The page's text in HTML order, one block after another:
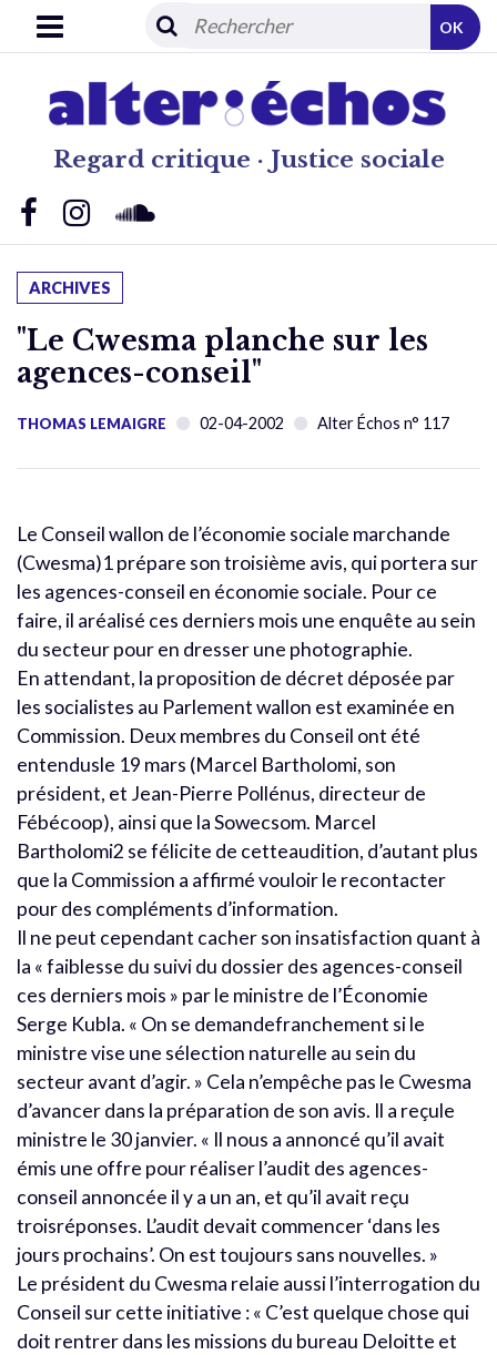
Regard critique · Justice sociale
OK
ARCHIVES
"Le Cwesma planche sur les
agences-conseil"
THOMAS LEMAIGRE 02-04-2002 Alter Échos n° 117
Le Conseil wallon de l’économie sociale marchande
(Cwesma)1 prépare son troisième avis, qui portera sur
les agences-conseil en économie sociale. Pour ce
faire, il aréalisé ces derniers mois une enquête au sein
du secteur pour en dresser une photographie.
En attendant, la proposition de décret déposée par
les socialistes au Parlement wallon est examinée en
Commission. Deux membres du Conseil ont été
entendusle 19 mars (Marcel Bartholomi, son
président, et Jean-Pierre Pollénus, directeur de
Fébécoop), ainsi que la Sowecsom. Marcel
Bartholomi2 se félicite de cetteaudition, d’autant plus
que la Commission a affirmé vouloir le recontacter
pour des compléments d’information.
Il ne peut cependant cacher son insatisfaction quant à
la « faiblesse du suivi du dossier des agences-conseil
ces derniers mois » par le ministre de l’Économie
Serge Kubla. « On se demandefranchement si le
ministre vise une sélection naturelle au sein du
secteur avant d’agir. » Cela n’empêche pas le Cwesma
d’avancer dans la préparation de son avis. Il a reçule
ministre le 30 janvier. « Il nous a annoncé qu’il avait
émis une offre pour réaliser l’audit des agences-
conseil annoncée il y a un an, et qu’il avait reçu
troisréponses. L’audit devait commencer ‘dans les
jours prochains’. On est toujours sans nouvelles. »
Le président du Cwesma relaie aussi l’interrogation du
Conseil sur cette initiative : « C’est quelque chose qui
doit rentrer dans les missions du bureau Deloitte et